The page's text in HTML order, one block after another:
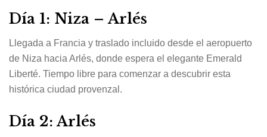
Día 1: Niza – Arlés
Llegada a Francia y traslado incluido desde el aeropuerto
de Niza hacia Arlés, donde espera el elegante Emerald
Liberté. Tiempo libre para comenzar a descubrir esta
histórica ciudad provenzal.
Día 2: Arlés